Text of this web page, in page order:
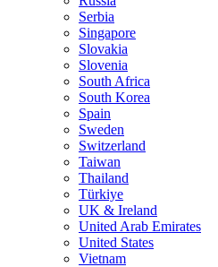
Serbia
Singapore
Slovakia
Slovenia
South Africa
South Korea
Spain
Sweden
Switzerland
Taiwan
Thailand
Türkiye
UK & Ireland
United Arab Emirates
United States
Vietnam